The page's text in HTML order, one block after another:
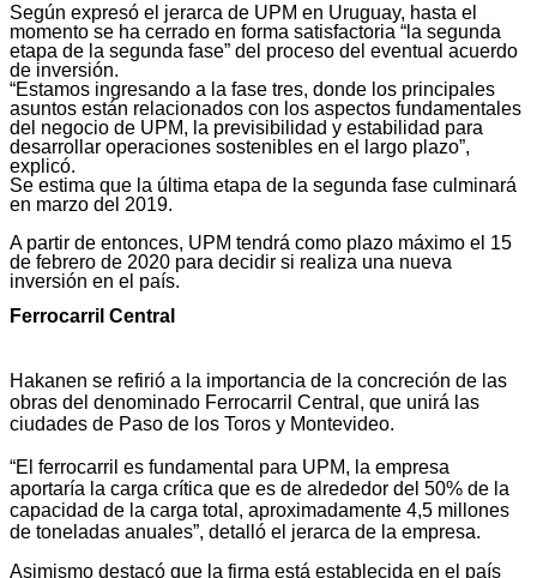
Según expresó el jerarca de UPM en Uruguay, hasta el
momento se ha cerrado en forma satisfactoria “la segunda
etapa de la segunda fase” del proceso del eventual acuerdo
de inversión.
“Estamos ingresando a la fase tres, donde los principales
asuntos están relacionados con los aspectos fundamentales
del negocio de UPM, la previsibilidad y estabilidad para
desarrollar operaciones sostenibles en el largo plazo”,
explicó.
Se estima que la última etapa de la segunda fase culminará
en marzo del 2019.
A partir de entonces, UPM tendrá como plazo máximo el 15
de febrero de 2020 para decidir si realiza una nueva
inversión en el país.
Ferrocarril Central
Hakanen se refirió a la importancia de la concreción de las
obras del denominado Ferrocarril Central, que unirá las
ciudades de Paso de los Toros y Montevideo.
“El ferrocarril es fundamental para UPM, la empresa
aportaría la carga crítica que es de alrededor del 50% de la
capacidad de la carga total, aproximadamente 4,5 millones
de toneladas anuales”, detalló el jerarca de la empresa.
Asimismo destacó que la firma está establecida en el país